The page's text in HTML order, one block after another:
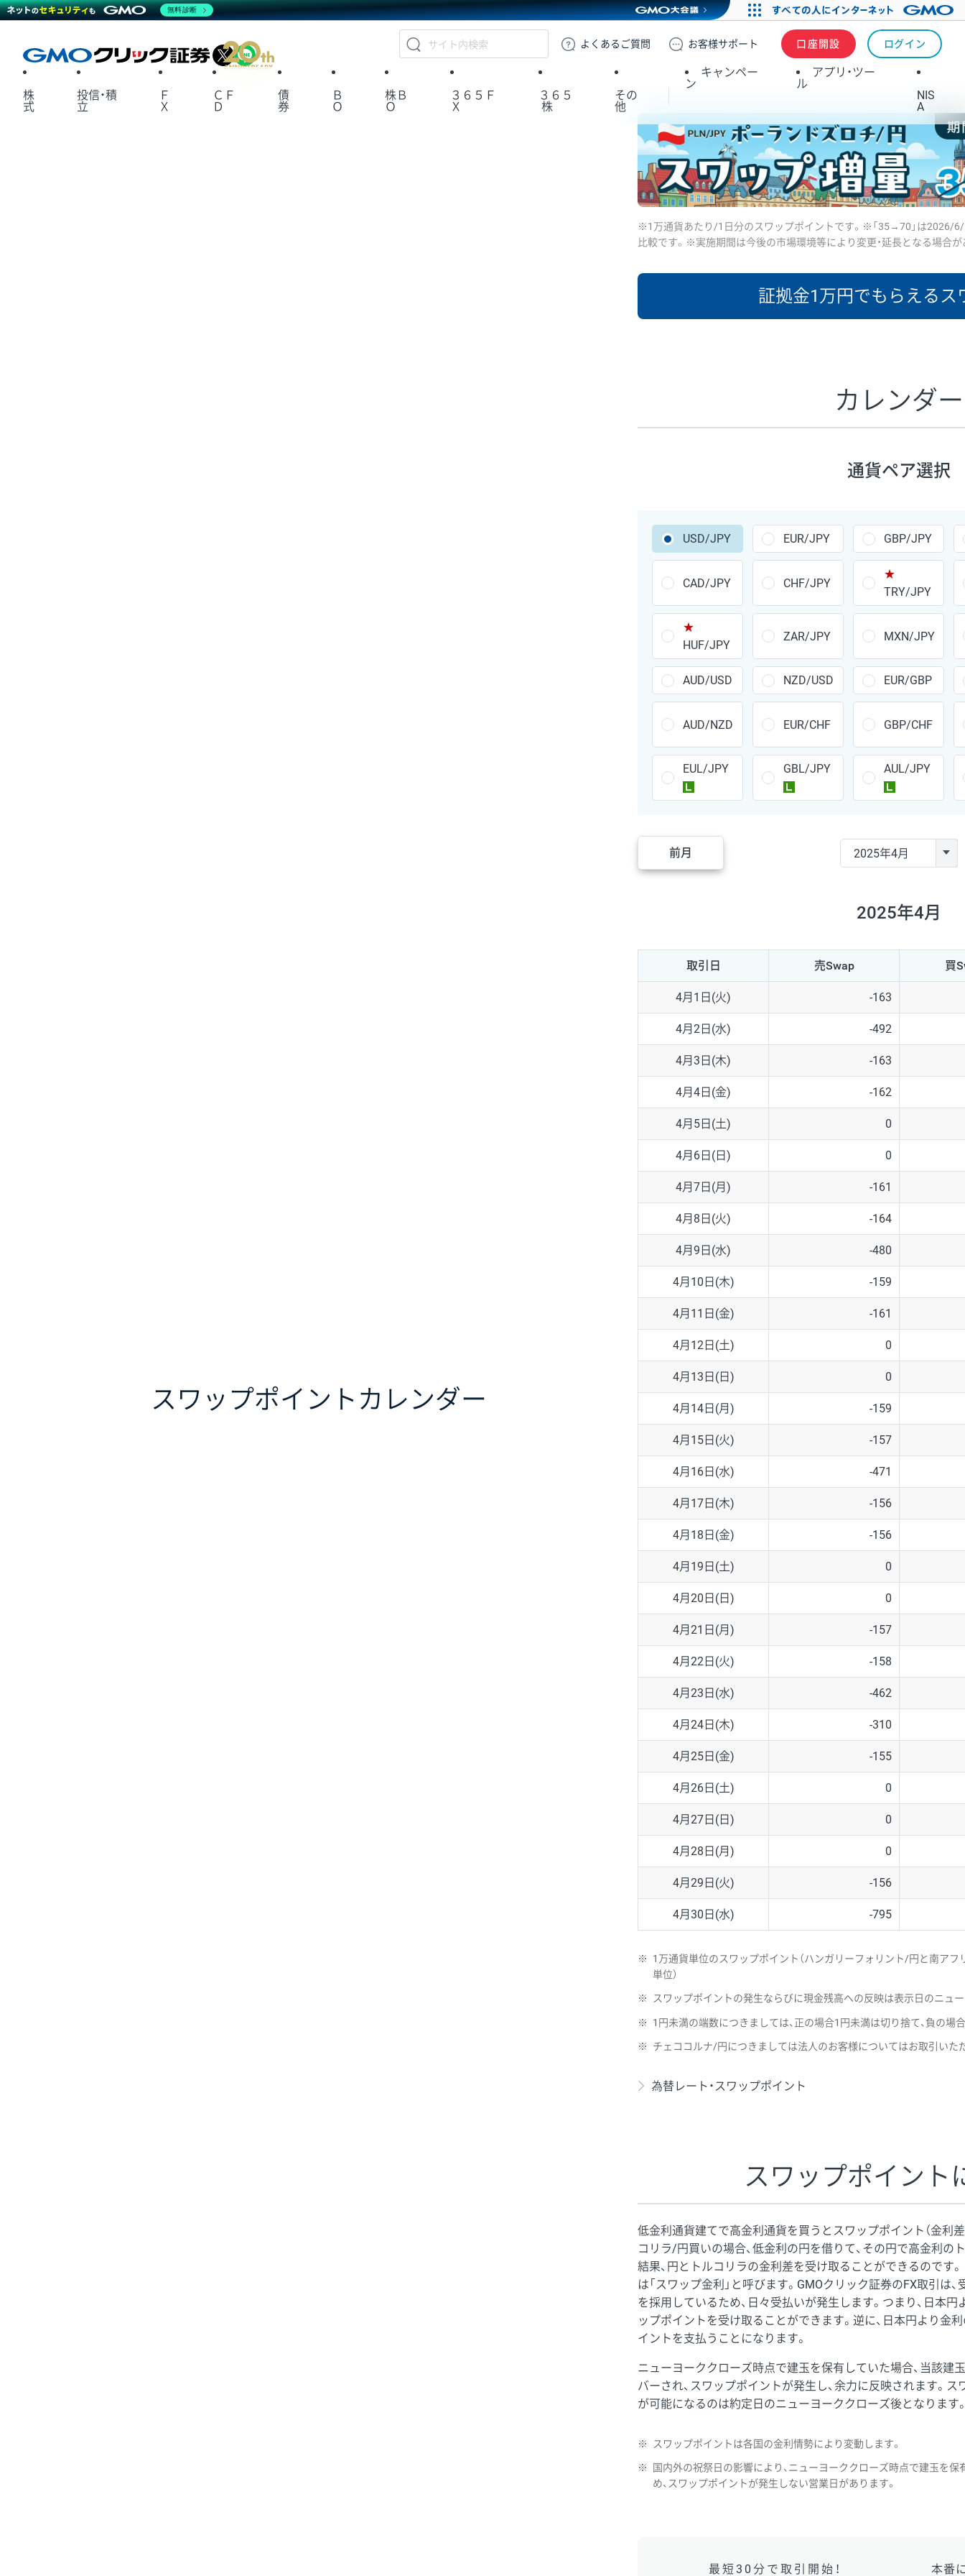
GMOクリック証券
よくある ご質問 お客様サポート 口座開設 ログイン
X
株
式
投信・積
立
Ｆ
Ｘ
ＣＦ
Ｄ
債
券
Ｂ
Ｏ
株Ｂ
Ｏ
３６５Ｆ
Ｘ
３６５
株
その
他
キャンペー
ン
アプリ・ツー
ル
NIS
A
スワップポイント カレンダー
※1万通貨あたり/1日分のスワップポイントです。※「35→70」は2026/6/
比較です。※実施期間は今後の市場環境等により変更・延長となる場合が
証拠金1万円でもらえるス
あたりの
ポイント
GBP/JPY 170円
AUD/JPY 106円
NZD/JPY 28円
CAD/JPY 38円
CHF/JPY 34円
PLN/JPY 35円
HUF/JPY 16円
ZAR/JPY 130円
MXN/JPY 140円
AUD/USD
NZD/USD 41円
EUR/GBP 71円
EUR/AUD 103円
GBP/AUD 43円
AUD/NZD 66円
EUR/CHF 111円
GBP/CHF 220円
USD/CHF 160円
※2026/6/30の当社のスワップポイントおよび、同日の為替レートに
※取引証拠金は同日の当社為替レート（ニューヨーククローズ・MIDレ
※ハンガリーフォリント/円と南アフリカランド/円とメキシコペソ/
カレンダー
通貨ペア選択
USD/JPY EUR/JPY GBP/JPY
CAD/JPY CHF/JPY
★
TRY/JPY
★
HUF/JPY
ZAR/JPY MXN/JPY
AUD/USD NZD/USD EUR/GBP
AUD/NZD EUR/CHF GBP/CHF
EUL/JPY
GBL/JPY
AUL/JPY
前月
2025年4月
取引日 売Swap 買
4月1日(火) -163
4月2日(水) -492
4月3日(木) -163
4月4日(金) -162
4月5日(土) 0
4月6日(日) 0
4月7日(月) -161
4月8日(火) -164
4月9日(水) -480
4月10日(木) -159
4月11日(金) -161
4月12日(土) 0
4月13日(日) 0
4月14日(月) -159
4月15日(火) -157
4月16日(水) -471
4月17日(木) -156
4月18日(金) -156
4月19日(土) 0
4月20日(日) 0
4月21日(月) -157
4月22日(火) -158
4月23日(水) -462
4月24日(木) -310
4月25日(金) -155
4月26日(土) 0
4月27日(日) 0
4月28日(月) 0
4月29日(火) -156
4月30日(水) -795
※
1万通貨単位のスワップポイント（ハンガリーフォリント/円と南ア
単位）
※ スワップポイントの発生ならびに現金残高への反映は表示日のニュ
※ 1円未満の端数につきましては、正の場合1円未満は切り捨て、負の場
※ チェココルナ/円につきましては法人のお客様についてはお取引いた
為替レート・スワップポイント
スワップポイント
低金利通貨建てで高金利通貨を買うとスワップポイント（金利
コリラ/円買いの場合、低金利の円を借りて、その円で高金利の
結果、円とトルコリラの金利差を受け取ることができるのです
は「スワップ金利」と呼びます。GMOクリック証券のFX取引は
を採用しているため、日々受払いが発生します。つまり、日本
ップポイントを受け取ることができます。逆に、日本円より金
イントを支払うことになります。
ニューヨーククローズ時点で建玉を保有していた場合、当該建
バーされ、スワップポイントが発生し、余力に反映されます。
が可能になるのは約定日のニューヨーククローズ後となります
※ スワップポイントは各国の金利情勢により変動します。
※
国内外の祝祭日の影響により、ニューヨーククローズ時点で建玉を
め、スワップポイントが発生しない営業日があります。
最短30分で取引開始！ 本番
無料診断